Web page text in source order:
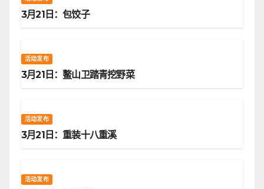
3月21日：包饺子
活动发布
3月21日：鳌山卫踏青挖野菜
活动发布
3月21日：重装十八重溪
活动发布